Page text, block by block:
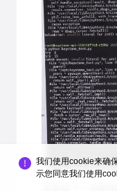
我们使用cookie来确
示您同意我们使用